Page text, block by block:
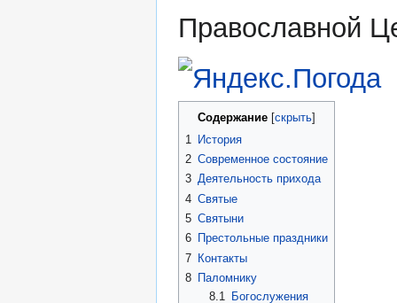
Православной
Содержание
1
История
2 Современное состояние
3 Деятельность прихода
4 Святые
5 Святыни
6 Престольные праздники
7 Контакты
8 Паломнику
8.1
Богослужения